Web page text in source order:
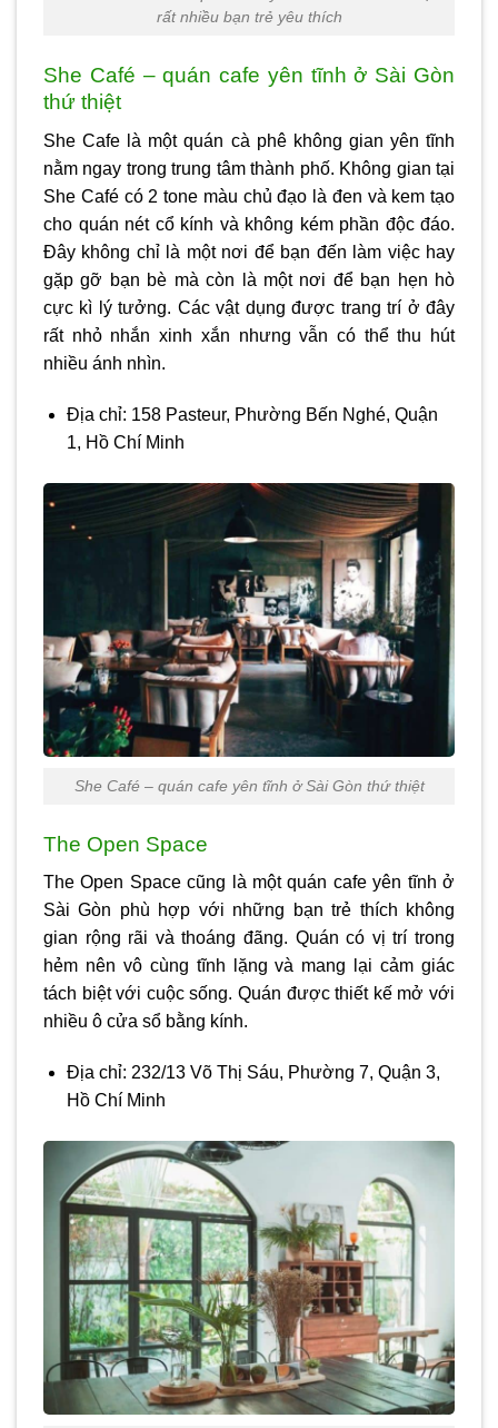
rất nhiều bạn trẻ yêu thích
She Café – quán cafe yên tĩnh ở Sài Gòn
thứ thiệt
She Cafe là một quán cà phê không gian yên tĩnh
nằm ngay trong trung tâm thành phố. Không gian tại
She Café có 2 tone màu chủ đạo là đen và kem tạo
cho quán nét cổ kính và không kém phần độc đáo.
Đây không chỉ là một nơi để bạn đến làm việc hay
gặp gỡ bạn bè mà còn là một nơi để bạn hẹn hò
cực kì lý tưởng. Các vật dụng được trang trí ở đây
rất nhỏ nhắn xinh xắn nhưng vẫn có thể thu hút
nhiều ánh nhìn.
Địa chỉ: 158 Pasteur, Phường Bến Nghé, Quận
1, Hồ Chí Minh
She Café – quán cafe yên tĩnh ở Sài Gòn thứ thiệt
The Open Space
The Open Space cũng là mộtquán cafe yên tĩnh ở
Sài Gòn phù hợp với những bạn trẻ thích không
gian rộng rãi và thoáng đãng. Quán có vị trí trong
hẻm nên vô cùng tĩnh lặng và mang lại cảm giác
tách biệt với cuộc sống. Quán được thiết kế mở với
nhiều ô cửa sổ bằng kính.
Địa chỉ: 232/13 Võ Thị Sáu, Phường 7, Quận 3,
Hồ Chí Minh